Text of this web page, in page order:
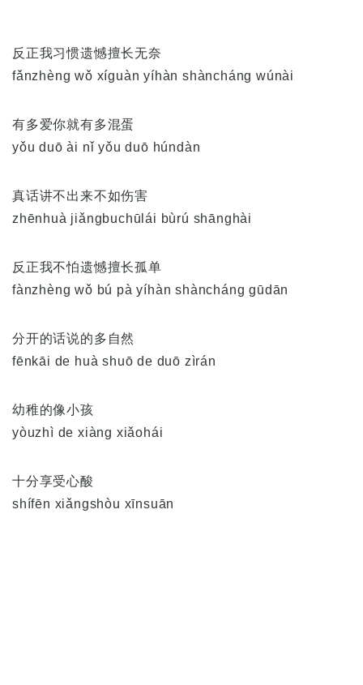
反正我习惯遗憾擅长无奈
fǎnzhèng wǒ xíguàn yíhàn shàncháng wúnài
有多爱你就有多混蛋
yǒu duō ài nǐ yǒu duō húndàn
真话讲不出来不如伤害
zhēnhuà jiǎngbuchūlái bùrú shānghài
反正我不怕遗憾擅长孤单
fànzhèng wǒ bú pà yíhàn shàncháng gūdān
分开的话说的多自然
fēnkāi de huà shuō de duō zìrán
幼稚的像小孩
yòuzhì de xiàng xiǎohái
十分享受心酸
shífēn xiǎngshòu xīnsuān